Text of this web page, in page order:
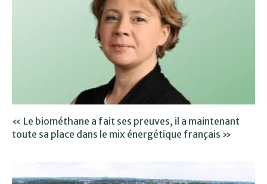
« Le biométhane a fait ses preuves, il a maintenant
toute sa place dans le mix énergétique français »